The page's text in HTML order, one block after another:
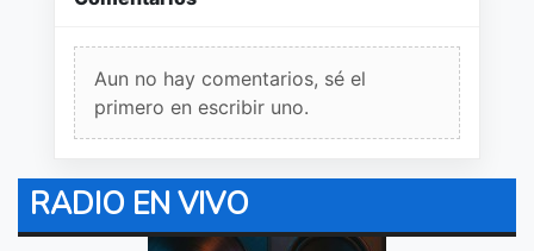
Aun no hay comentarios, sé el
primero en escribir uno.
RADIO EN VIVO